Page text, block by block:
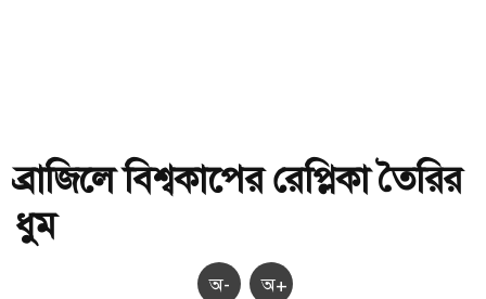
ব্রাজিলে বিশ্বকাপের রেপ্লিকা তৈরির
ধুম
অ- অ+